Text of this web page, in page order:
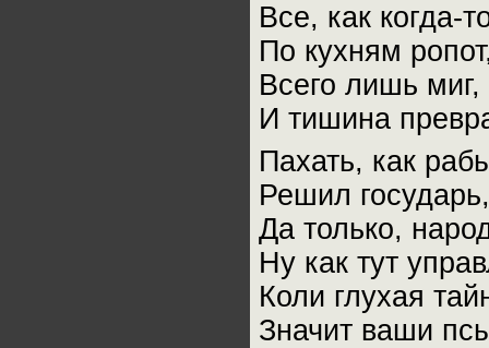
Все, как когда-
По кухням
Всего лишь
И тишина
Пахать, как
Решил
Да только,
Ну как тут
Коли глухая
Значит ваши